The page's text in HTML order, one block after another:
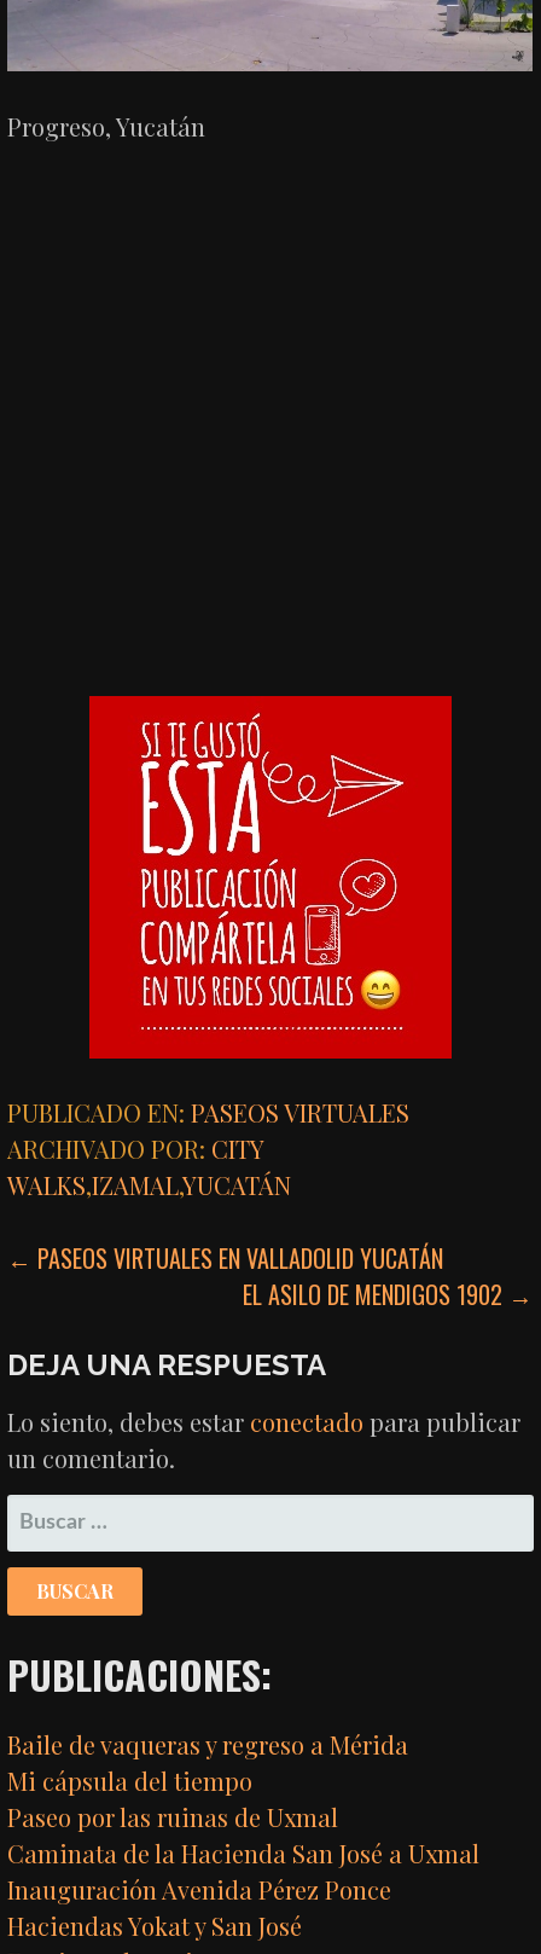
Progreso, Yucatán
PUBLICADO EN:PASEOS VIRTUALES
ARCHIVADO POR: CITY
WALKS,IZAMAL,YUCATÁN
NAVEGACIÓN
ENTRADAS
← PASEOS VIRTUALES EN VALLADOLID YUCATÁN
EL ASILO DE MENDIGOS 1902 →
DEJA UNA RESPUESTA
Lo siento, debes estar conectado para publicar
un comentario.
BUSCAR:
PUBLICACIONES:
Baile de vaqueras y regreso a Mérida
Mi cápsula del tiempo
Paseo por las ruinas de Uxmal
Caminata de la Hacienda San José a Uxmal
Inauguración Avenida Pérez Ponce
Haciendas Yokat y San José